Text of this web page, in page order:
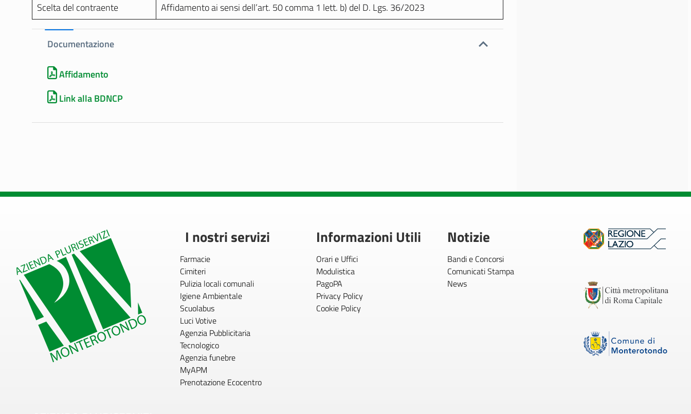
Scelta del contraente
Affidamento ai sensi dell’art. 50 comma 1 lett. b) del D. Lgs. 36/2023
Documentazione
Affidamento
Link alla BDNCP
I nostri servizi
Farmacie
Cimiteri
Pulizia locali comunali
Igiene Ambientale
Scuolabus
Luci Votive
Agenzia Pubblicitaria
Tecnologico
Agenzia funebre
MyAPM
Prenotazione Ecocentro
Informazioni Utili
Orari e Uffici
Modulistica
PagoPA
Privacy Policy
Cookie Policy
Notizie
Bandi e Concorsi
Comunicati Stampa
News